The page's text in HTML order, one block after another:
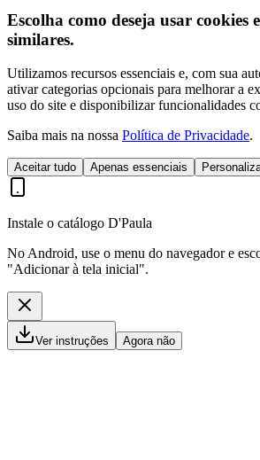
Escolha como deseja usar cookies
similares.
Utilizamos recursos essenciais e, com sua
ativar categorias opcionais para melhorar a
uso do site e disponibilizar funcionalidades
Saiba mais na nossa Política de Privacidade.
Aceitar tudo Apenas essenciais
Instale o catálogo D'Paula
No Android, use o menu do navegador e
"Adicionar à tela inicial".
Ver instruções Agora não